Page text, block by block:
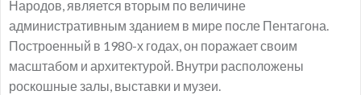
Народов, является вторым по величине
административным зданием в мире после Пентагона.
Построенный в 1980-х годах, он поражает своим
масштабом и архитектурой. Внутри расположены
роскошные залы, выставки и музеи.